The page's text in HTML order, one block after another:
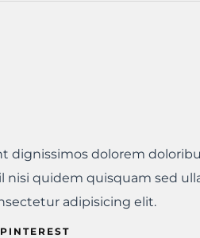
dignissimos dolorem
quidem quisquam sed
adipisicing elit.